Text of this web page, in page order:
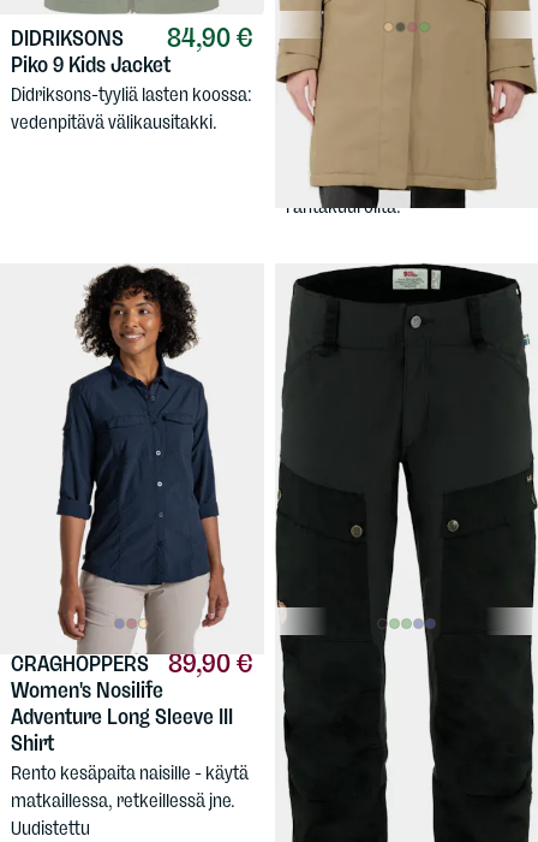
84,90 €
DIDRIKSONS
Piko 9 Kids Jacket
Didriksons-tyyliä lasten koossa:
vedenpitävä välikausitakki.
300 €
DIDRIKSONS
Women's Erika Parka 3 -
Naisten talvitakki
Naisellinen ja lämmin talvitakki
joka suojaa myös sade- ja
räntäkuuroilta.
89,90 €
CRAGHOPPERS
Women's Nosilife
Adventure Long Sleeve III
Shirt
Rento kesäpaita naisille - käytä
matkaillessa, retkeillessä jne.
Uudistettu
FJÄLLRÄVEN
Men's Keb Trousers
Miesten retkeilyhousut,
päämateriaalina
puuvillapolyesteri. Kolme
lahjepituutta. Myös isot koot.